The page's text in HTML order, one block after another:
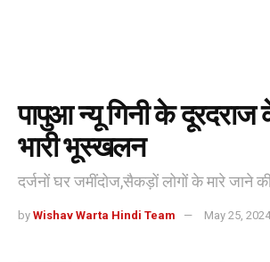
पापुआ न्यू गिनी के दूरदराज
भारी भूस्खलन
दर्जनों घर जमींदोज,सैकड़ों लोगों के मारे जाने
by Wishav Warta Hindi Team May 25, 2024